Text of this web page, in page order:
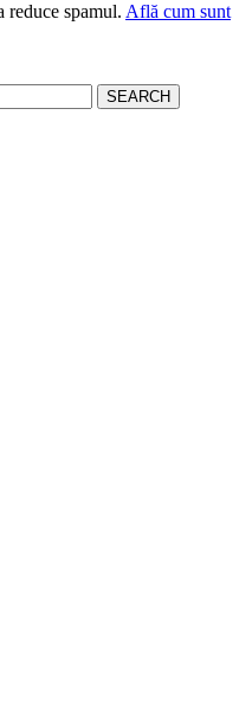
reduce spamul. Află cum sunt